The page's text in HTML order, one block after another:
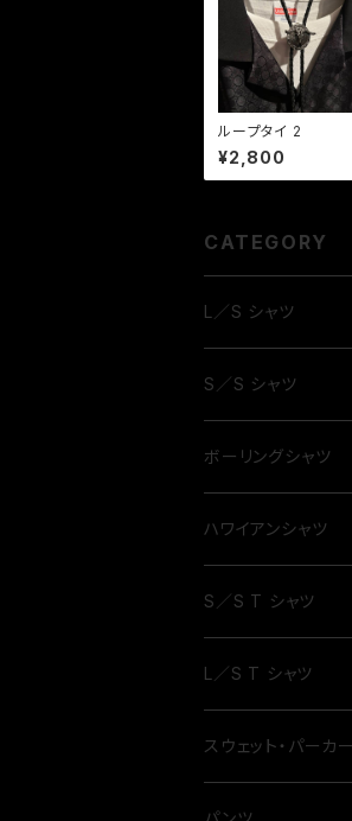
ループタイ 2
¥2,800
CATEGORY
L／S シャツ
S／S シャツ
ボーリングシャツ
ハワイアンシャツ
S／S T シャツ
L／S T シャツ
スウェット・パーカー